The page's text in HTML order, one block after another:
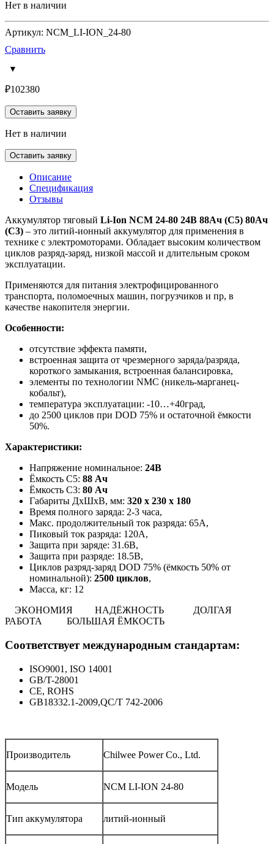
Нет в наличии
Артикул: NCM_LI-ION_24-80
Сравнить
₽102380
Оставить заявку
Нет в наличии
Оставить заявку
Описание
Спецификация
Отзывы
Аккумулятор тяговый Li-Ion NCM 24-80 24В 88Ач (C5) 80Ач
(C3) – это литий-ионный аккумулятор для применения в
технике с электромоторами. Обладает высоким количеством
циклов разряд-заряд, низкой массой и длительным сроком
эксплуатации.
Применяются для питания электрофицированного
транспорта, поломоечных машин, погрузчиков и пр, в
качестве накопителя энергии.
Особенности:
отсутствие эффекта памяти,
встроенная защита от чрезмерного заряда/разряда,
короткого замыкания, встроенная балансировка,
элементы по технологии NMC (никель-марганец-
кобальт),
температура эксплуатации: -10…+40град,
до 2500 циклов при DOD 75% и остаточной ёмкости
50%.
Характеристики:
Напряжение номинальное: 24В
Ёмкость С5: 88 Ач
Ёмкость С3: 80 Ач
Габариты ДхШхВ, мм: 320 х 230 x 180
Время полного заряда: 2-3 часа,
Макс. продолжительный ток разряда: 65А,
Пиковый ток разряда: 120А,
Защита при заряде: 31.6В,
Защита при разряде: 18.5В,
Циклов разряд-заряд DOD 75% (ёмкость 50% от
номинальной): 2500 циклов,
Масса, кг: 12
ЭКОНОМИЯ
НАДЁЖНОСТЬ
ДОЛГАЯ
РАБОТА
БОЛЬШАЯ ЁМКОСТЬ
Соответствует международным стандартам:
ISO9001, ISO 14001
GB/T-28001
CE, ROHS
GB18332.1-2009,QC/T 742-2006
Производитель Chilwee Power Co., Ltd.
Модель NCM LI-ION 24-80
Тип аккумулятора литий-ионный